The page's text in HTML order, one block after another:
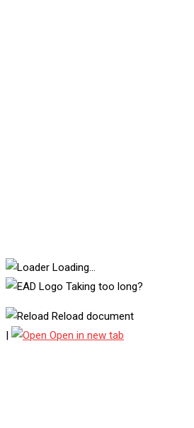
Loading...
Taking too long?
Reload document
|
Open in new tab